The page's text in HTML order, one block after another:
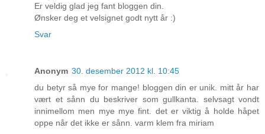
Er veldig glad jeg fant bloggen din.
Ønsker deg et velsignet godt nytt år :)
Svar
Anonym 30. desember 2012 kl. 10:45
du betyr så mye for mange! bloggen din er unik. mitt år har
vært et sånn du beskriver som gullkanta. selvsagt vondt
innimellom men mye mye fint. det er viktig å holde håpet
oppe når det ikke er sånn. varm klem fra miriam